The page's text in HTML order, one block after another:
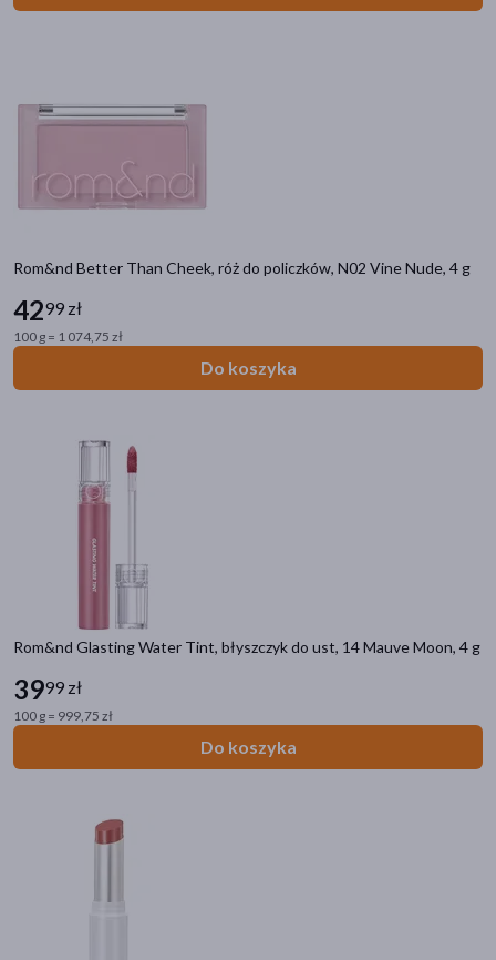
Rom&nd Better Than Cheek, róż do policzków, N02 Vine Nude, 4 g
4299 zł
100 g = 1 074,75 zł
Do koszyka
Rom&nd Glasting Water Tint, błyszczyk do ust, 14 Mauve Moon, 4 g
3999 zł
100 g = 999,75 zł
Do koszyka